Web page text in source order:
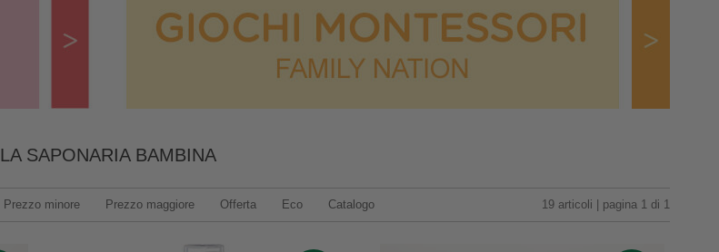
LA SAPONARIA BAMBINA
Prezzo minore Prezzo maggiore Offerta Eco Catalogo 19 articoli | pagina 1 di 1